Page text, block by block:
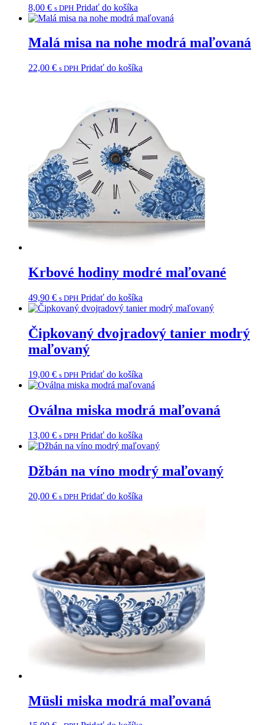
8,00 € s DPH Pridať do košíka
Malá misa na nohe modrá maľovaná
22,00 € s DPH Pridať do košíka
Krbové hodiny modré maľované
49,90 € s DPH Pridať do košíka
Čipkovaný dvojradový tanier modrý
maľovaný
19,00 € s DPH Pridať do košíka
Oválna miska modrá maľovaná
13,00 € s DPH Pridať do košíka
Džbán na víno modrý maľovaný
20,00 € s DPH Pridať do košíka
Müsli miska modrá maľovaná